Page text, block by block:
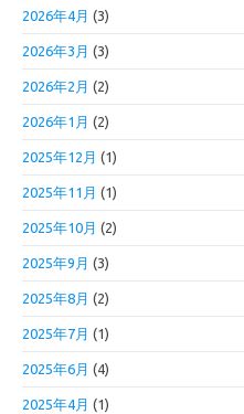
2026年4月 (3)
2026年3月 (3)
2026年2月 (2)
2026年1月 (2)
2025年12月 (1)
2025年11月 (1)
2025年10月 (2)
2025年9月 (3)
2025年8月 (2)
2025年7月 (1)
2025年6月 (4)
2025年4月 (1)